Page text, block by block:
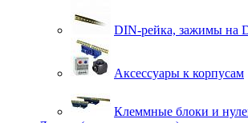
DIN-рейка, зажимы на
Аксессуары к корпусам
Клеммные блоки и